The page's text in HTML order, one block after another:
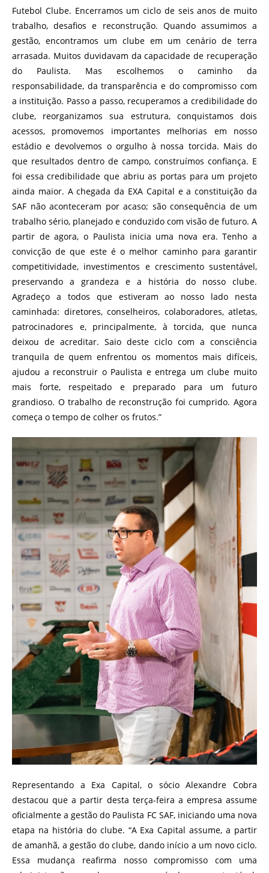
Futebol Clube. Encerramos um ciclo de seis anos de muito
trabalho, desafios e reconstrução. Quando assumimos a
gestão, encontramos um clube em um cenário de terra
arrasada. Muitos duvidavam da capacidade de recuperação
do Paulista. Mas escolhemos o caminho da
responsabilidade, da transparência e do compromisso com
a instituição. Passo a passo, recuperamos a credibilidade do
clube, reorganizamos sua estrutura, conquistamos dois
acessos, promovemos importantes melhorias em nosso
estádio e devolvemos o orgulho à nossa torcida. Mais do
que resultados dentro de campo, construímos confiança. E
foi essa credibilidade que abriu as portas para um projeto
ainda maior. A chegada da EXA Capital e a constituição da
SAF não aconteceram por acaso; são consequência de um
trabalho sério, planejado e conduzido com visão de futuro. A
partir de agora, o Paulista inicia uma nova era. Tenho a
convicção de que este é o melhor caminho para garantir
competitividade, investimentos e crescimento sustentável,
preservando a grandeza e a história do nosso clube.
Agradeço a todos que estiveram ao nosso lado nesta
caminhada: diretores, conselheiros, colaboradores, atletas,
patrocinadores e, principalmente, à torcida, que nunca
deixou de acreditar. Saio deste ciclo com a consciência
tranquila de quem enfrentou os momentos mais difíceis,
ajudou a reconstruir o Paulista e entrega um clube muito
mais forte, respeitado e preparado para um futuro
grandioso. O trabalho de reconstrução foi cumprido. Agora
começa o tempo de colher os frutos.”
Representando a Exa Capital, o sócio Alexandre Cobra
destacou que a partir desta terça-feira a empresa assume
oficialmente a gestão do Paulista FC SAF, iniciando uma nova
etapa na história do clube. “A Exa Capital assume, a partir
de amanhã, a gestão do clube, dando início a um novo ciclo.
Essa mudança reafirma nosso compromisso com uma